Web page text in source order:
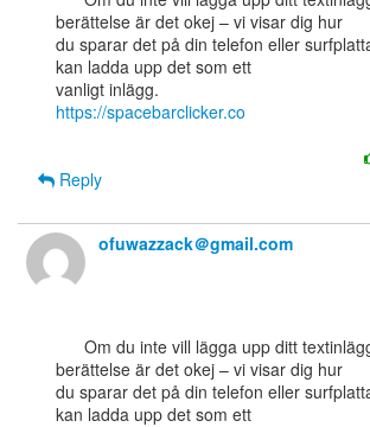
berättelse är det okej – vi visar dig hur
du sparar det på din telefon eller
kan ladda upp det som ett
https://spacebarclicker.co
Reply
ofuwazzack＠gmail.com
berättelse är det okej – vi visar dig hur
du sparar det på din telefon eller
kan ladda upp det som ett